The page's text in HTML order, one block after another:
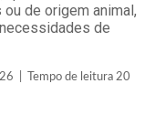
de origem animal,
de
| Tempo de leitura 20